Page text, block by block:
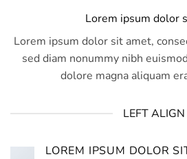
Lorem ipsum dolor
Lorem ipsum dolor sit amet,
sed diam nonummy nibh
dolore magna aliquam
LEFT ALIGN
LOREM IPSUM DOLOR